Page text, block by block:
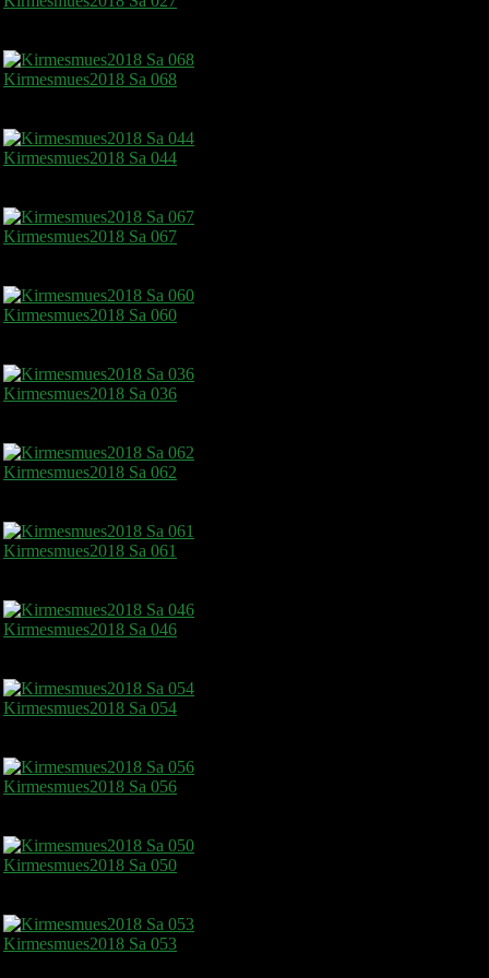
Kirmesmues2018 Sa 068
Kirmesmues2018 Sa 044
Kirmesmues2018 Sa 067
Kirmesmues2018 Sa 060
Kirmesmues2018 Sa 036
Kirmesmues2018 Sa 062
Kirmesmues2018 Sa 061
Kirmesmues2018 Sa 046
Kirmesmues2018 Sa 054
Kirmesmues2018 Sa 056
Kirmesmues2018 Sa 050
Kirmesmues2018 Sa 053